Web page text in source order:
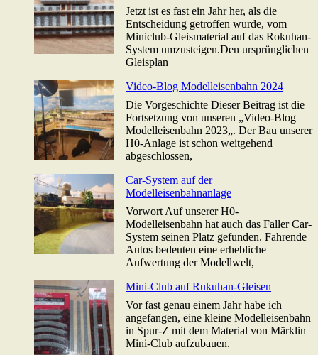
Jetzt ist es fast ein Jahr her, als die
Entscheidung getroffen wurde, vom
Miniclub-Gleismaterial auf das Rokuhan-
System umzusteigen.Den ursprünglichen
Gleisplan
Video-Blog Modelleisenbahn 2024
Die Vorgeschichte Dieser Beitrag ist die
Fortsetzung von unseren „Video-Blog
Modelleisenbahn 2023„. Der Bau unserer
H0-Anlage ist schon weitgehend
abgeschlossen,
Car-System auf der
Modelleisenbahnanlage
Vorwort Auf unserer H0-
Modelleisenbahn hat auch das Faller Car-
System seinen Platz gefunden. Fahrende
Autos bedeuten eine erhebliche
Aufwertung der Modellwelt,
Mini-Club auf Rukuhan-Gleisen
Vor fast genau einem Jahr habe ich
angefangen, eine kleine Modelleisenbahn
in Spur-Z mit dem Material von Märklin
Mini-Club aufzubauen.